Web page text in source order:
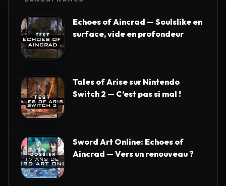
Echoes of Aincrad — Soulslike en
surface, vide en profondeur
Tales of Arise sur Nintendo
Switch 2 — C’est pas si mal !
Sword Art Online: Echoes of
Aincrad — Vers un renouveau ?